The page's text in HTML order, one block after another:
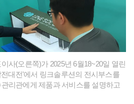
사(오른쪽)가 2025년 6월18~20일 열린
대전'에서 링크솔루션의 전시부스를
리관에게 제품과 서비스를 설명하고